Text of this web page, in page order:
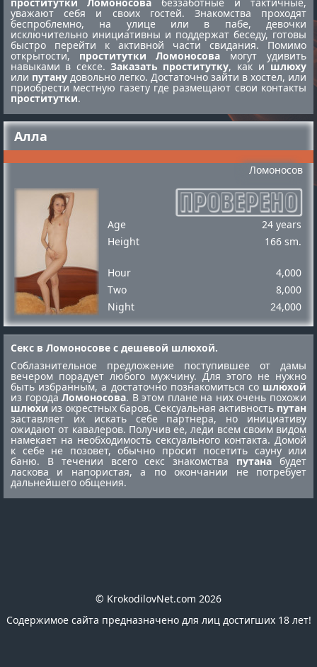
Алла
Ломоносов
Age
24 years
Height
166 sm.
Hour
4,000
Two
8,000
Night
24,000
уважают себя и своих гостей. Знакомства проходят
беспроблемно, на улице или в пабе, девочки
исключительно инициативны и поддержат беседу, готовы
быстро перейти к активной части свидания. Помимо
открытости, проститутки Ломоносова могут удивить
навыками в сексе. Заказать проститутку, как ишлюху
или путану довольно легко. Достаточно зайти в хостел, или
приобрести местную газету где размещают свои контакты
проститутки.
Секс в Ломоносове с дешевой шлюхой.
Соблазнительное предложение поступившее от дамы
вечером порадует любого мужчину. Для этого не нужно
быть избранным, а достаточно познакомиться со шлюхой
из городаЛомоносова. В этом плане на них очень похожи
шлюхииз окрестных баров. Сексуальная активность путан
заставляет их искать себе партнера, но инициативу
ожидают от кавалеров. Получив ее, леди всем своим видом
намекает на необходимость сексуального контакта. Домой
к себе не позовет, обычно просит посетить сауну или
баню. В течении всего секс знакомства путана будет
ласкова и напористая, а по окончании не потребует
дальнейшего общения.
© KrokodilovNet.com 2026
Содержимое сайта предназначено для лиц достигших 18 лет!